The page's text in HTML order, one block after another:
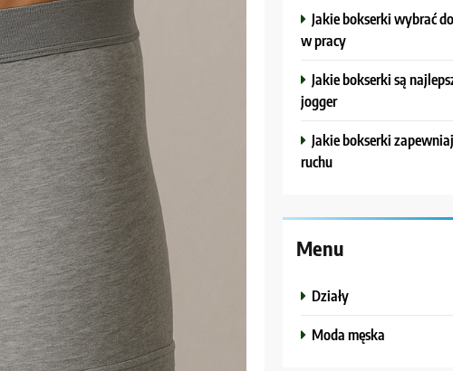
Jakie bokserki wybrać
w pracy
Jakie bokserki są
jogger
Jakie bokserki
ruchu
Menu
Działy
Moda męska